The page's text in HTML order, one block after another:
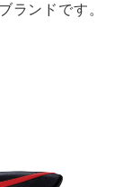
ランドです。